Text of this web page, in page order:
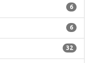
6
6
32